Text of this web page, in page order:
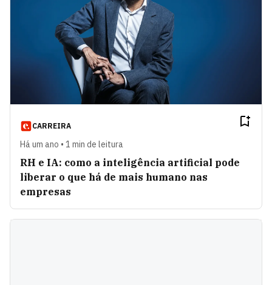
CARREIRA
Há um ano • 1 min de leitura
RH e IA: como a inteligência artificial pode
liberar o que há de mais humano nas
empresas